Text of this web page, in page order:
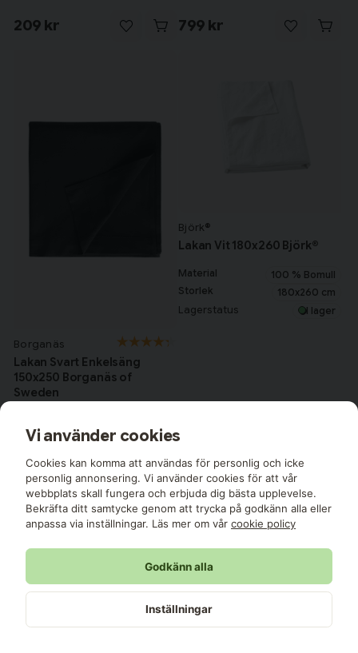
209 kr 799 kr
Borganäs
Lakan Svart Enkelsäng
150x250 Borganäs of
Sweden
Storlek
150x250 cm
Lagerstatus I lager
199 kr
Björk®
Lakan Vit 180x260 Björk®
Material
100 % Bomull
Storlek
180x260 cm
Lagerstatus I lager
199 kr
Visar 1-48 av 82 i Vanliga
lakan
Visa fler ...
Vi använder cookies
Cookies kan komma att användas för personlig och icke
personlig annonsering. Vi använder cookies för att vår
webbplats skall fungera och erbjuda dig bästa upplevelse.
Bekräfta ditt samtycke genom att trycka på godkänn alla eller
anpassa via inställningar. Läs mer om vår cookie policy
Godkänn alla
Inställningar